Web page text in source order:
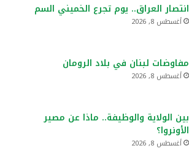
انتصار العراق.. يوم تجرع الخميني السم
أغسطس 8, 2026
مفاوضات لبنان في بلاد الرومان
أغسطس 8, 2026
بين الولاية والوظيفة.. ماذا عن مصير
الأونروا؟
أغسطس 8, 2026